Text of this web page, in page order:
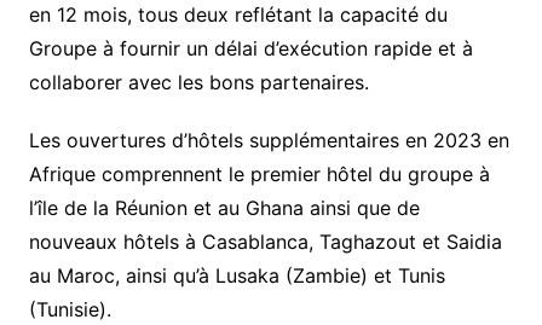
en 12 mois, tous deux reflétant la capacité du
Groupe à fournir un délai d’exécution rapide et à
collaborer avec les bons partenaires.
Les ouvertures d’hôtels supplémentaires en 2023 en
Afrique comprennent le premier hôtel du groupe à
l’île de la Réunion et au Ghana ainsi que de
nouveaux hôtels à Casablanca, Taghazout et Saidia
au Maroc, ainsi qu’à Lusaka (Zambie) et Tunis
(Tunisie).